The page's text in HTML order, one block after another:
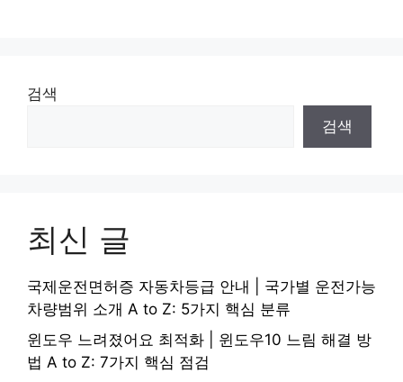
검색
검색
최신 글
국제운전면허증 자동차등급 안내 | 국가별 운전가능
차량범위 소개 A to Z: 5가지 핵심 분류
윈도우 느려졌어요 최적화 | 윈도우10 느림 해결 방
법 A to Z: 7가지 핵심 점검